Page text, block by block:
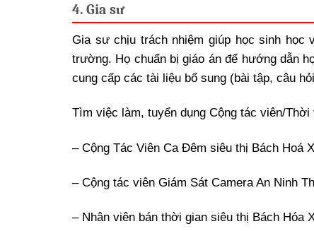
4. Gia sư
Gia sư chịu trách nhiệm giúp học sinh học
trường. Họ chuẩn bị giáo án để hướng dẫn
cung cấp các tài liệu bổ sung (bài tập, câu
Tìm việc làm, tuyển dụng Cộng tác viên/Thời
– Cộng Tác Viên Ca Đêm siêu thị Bách Hoá
– Cộng tác viên Giám Sát Camera An Ninh
– Nhân viên bán thời gian siêu thị Bách Hóa